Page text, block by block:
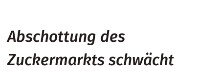
Abschottung des
Zuckermarkts schwächt